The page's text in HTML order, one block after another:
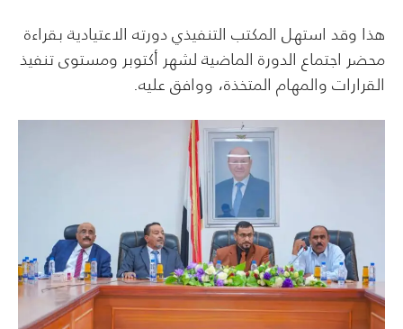
هذا وقد استهل المكتب التنفيذي دورته الاعتيادية بقراءة
محضر اجتماع الدورة الماضية لشهر أكتوبر ومستوى تنفيذ
القرارات والمهام المتخذة، ووافق عليه.